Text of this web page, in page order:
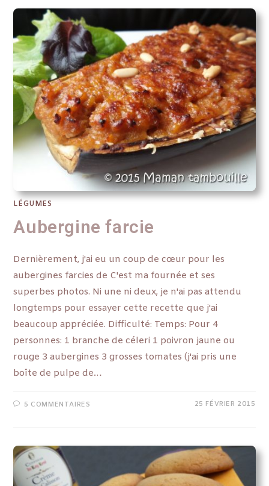
LÉGUMES
Aubergine farcie
Dernièrement, j'ai eu un coup de cœur pour les
aubergines farcies de C'est ma fournée et ses
superbes photos. Ni une ni deux, je n'ai pas attendu
longtemps pour essayer cette recette que j'ai
beaucoup appréciée. Difficulté: Temps: Pour 4
personnes: 1 branche de céleri 1 poivron jaune ou
rouge 3 aubergines 3 grosses tomates (j'ai pris une
boîte de pulpe de…
5 COMMENTAIRES 25 FÉVRIER 2015